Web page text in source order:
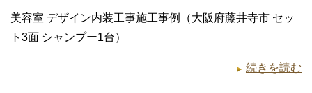
美容室 デザイン内装工事施工事例（大阪府藤井寺市 セッ
ト3面 シャンプー1台）
続きを読む